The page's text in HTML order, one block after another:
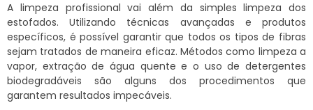
A limpeza profissional vai além da simples limpeza dos
estofados. Utilizando técnicas avançadas e produtos
específicos, é possível garantir que todos os tipos de fibras
sejam tratados de maneira eficaz. Métodos como limpeza a
vapor, extração de água quente e o uso de detergentes
biodegradáveis são alguns dos procedimentos que
garantem resultados impecáveis.